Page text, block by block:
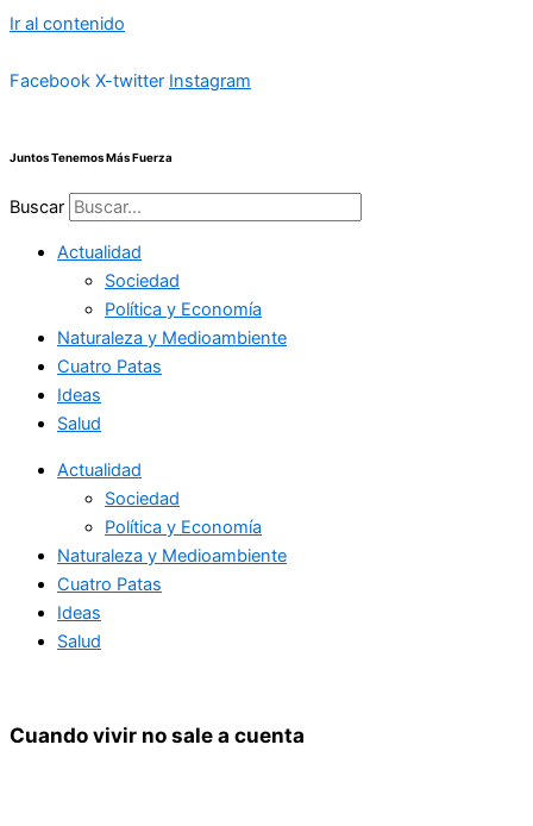
Ir al contenido
Facebook X-twitter Instagram
Juntos Tenemos Más Fuerza
Buscar
Actualidad
Sociedad
Política y Economía
Naturaleza y Medioambiente
Cuatro Patas
Ideas
Salud
Actualidad
Sociedad
Política y Economía
Naturaleza y Medioambiente
Cuatro Patas
Ideas
Salud
Cuando vivir no sale a cuenta